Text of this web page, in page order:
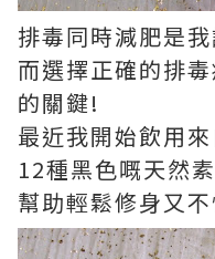
排毒同時減肥是
而選擇正確的排
的關鍵!
最近我開始飲用
12種黑色嘅天然
幫助輕鬆修身又